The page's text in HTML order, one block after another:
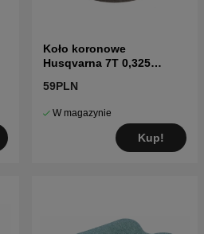
Koło koronowe
Husqvarna 7T 0,325
59PLN
W magazynie
Kup!